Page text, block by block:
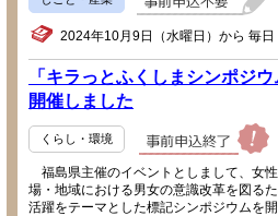
2024年10月9日（水曜日）から 毎日
「キラっとふくしまシンポジ
開催しました
くらし・環境
福島県主催のイベントとしまして、女
場・地域における男女の意識改革を図る
活躍をテーマとした標記シンポジウムを開